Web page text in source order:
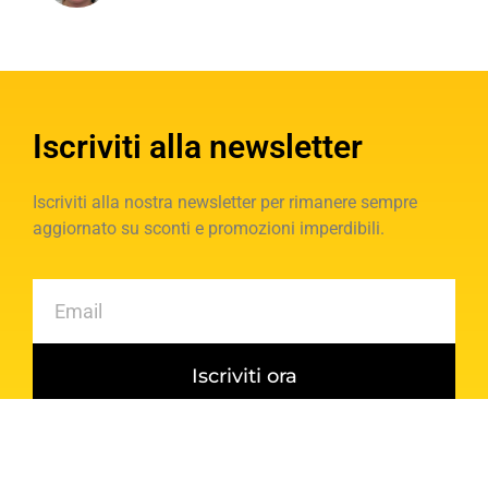
Iscriviti alla newsletter
Iscriviti alla nostra newsletter per rimanere sempre
aggiornato su sconti e promozioni imperdibili.
Iscriviti ora